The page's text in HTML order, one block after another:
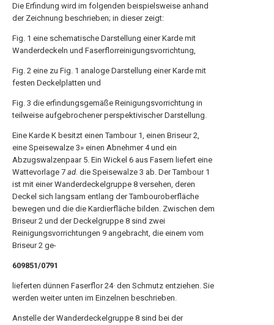
Die Erfindung wird im folgenden beispielsweise anhand
der Zeichnung beschrieben; in dieser zeigt:
Fig. 1 eine schematische Darstellung einer Karde mit
Wanderdeckeln und Faserflorreinigungsvorrichtung,
Fig. 2 eine zu Fig. 1 analoge Darstellung einer Karde mit
festen Deckelplatten und
Fig. 3 die erfindungsgemäße Reinigungsvorrichtung in
teilweise aufgebrochener perspektivischer Darstellung.
Eine Karde K besitzt einen Tambour 1, einen Briseur 2,
eine Speisewalze 3» einen Abnehmer 4 und ein
Abzugswalzenpaar 5. Ein Wickel 6 aus Fasern liefert eine
Wattevorlage 7 ad. die Speisewalze 3 ab. Der Tambour 1
ist mit einer Wanderdeckelgruppe 8 versehen, deren
Deckel sich langsam entlang der Tambouroberfläche
bewegen und die die Kardierfläche bilden. Zwischen dem
Briseur 2 und der Deckelgruppe 8 sind zwei
Reinigungsvorrichtungen 9 angebracht, die einem vom
Briseur 2 ge-
609851/0791
lieferten dünnen Faserflor 24· den Schmutz entziehen. Sie
werden weiter unten im Einzelnen beschrieben.
Anstelle der Wanderdeckelgruppe 8 sind bei der